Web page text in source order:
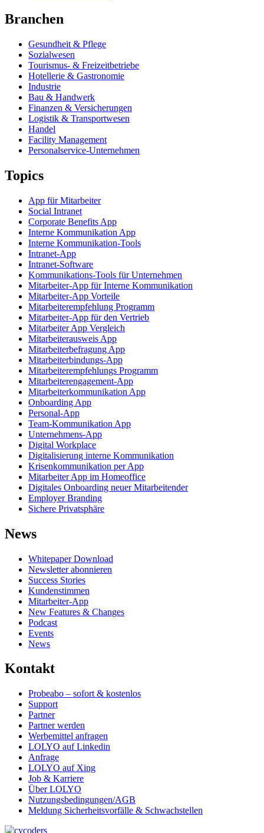
Branchen
Gesundheit & Pflege
Sozialwesen
Tourismus- & Freizeitbetriebe
Hotellerie & Gastronomie
Industrie
Bau & Handwerk
Finanzen & Versicherungen
Logistik & Transportwesen
Handel
Facility Management
Personalservice-Unternehmen
Topics
App für Mitarbeiter
Social Intranet
Corporate Benefits App
Interne Kommunikation App
Interne Kommunikation-Tools
Intranet-App
Intranet-Software
Kommunikations-Tools für Unternehmen
Mitarbeiter-App für Interne Kommunikation
Mitarbeiter-App Vorteile
Mitarbeiterempfehlung Programm
Mitarbeiter-App für den Vertrieb
Mitarbeiter App Vergleich
Mitarbeiterausweis App
Mitarbeiterbefragung App
Mitarbeiterbindungs-App
Mitarbeiterempfehlungs Programm
Mitarbeiterengagement-App
Mitarbeiterkommunikation App
Onboarding App
Personal-App
Team-Kommunikation App
Unternehmens-App
Digital Workplace
Digitalisierung interne Kommunikation
Krisenkommunikation per App
Mitarbeiter App im Homeoffice
Digitales Onboarding neuer Mitarbeitender
Employer Branding
Sichere Privatsphäre
News
Whitepaper Download
Newsletter abonnieren
Success Stories
Kundenstimmen
Mitarbeiter-App
New Features & Changes
Podcast
Events
News
Kontakt
Probeabo – sofort & kostenlos
Support
Partner
Partner werden
Werbemittel anfragen
LOLYO auf Linkedin
Anfrage
LOLYO auf Xing
Job & Karriere
Über LOLYO
Nutzungsbedingungen/AGB
Meldung Sicherheitsvorfälle & Schwachstellen